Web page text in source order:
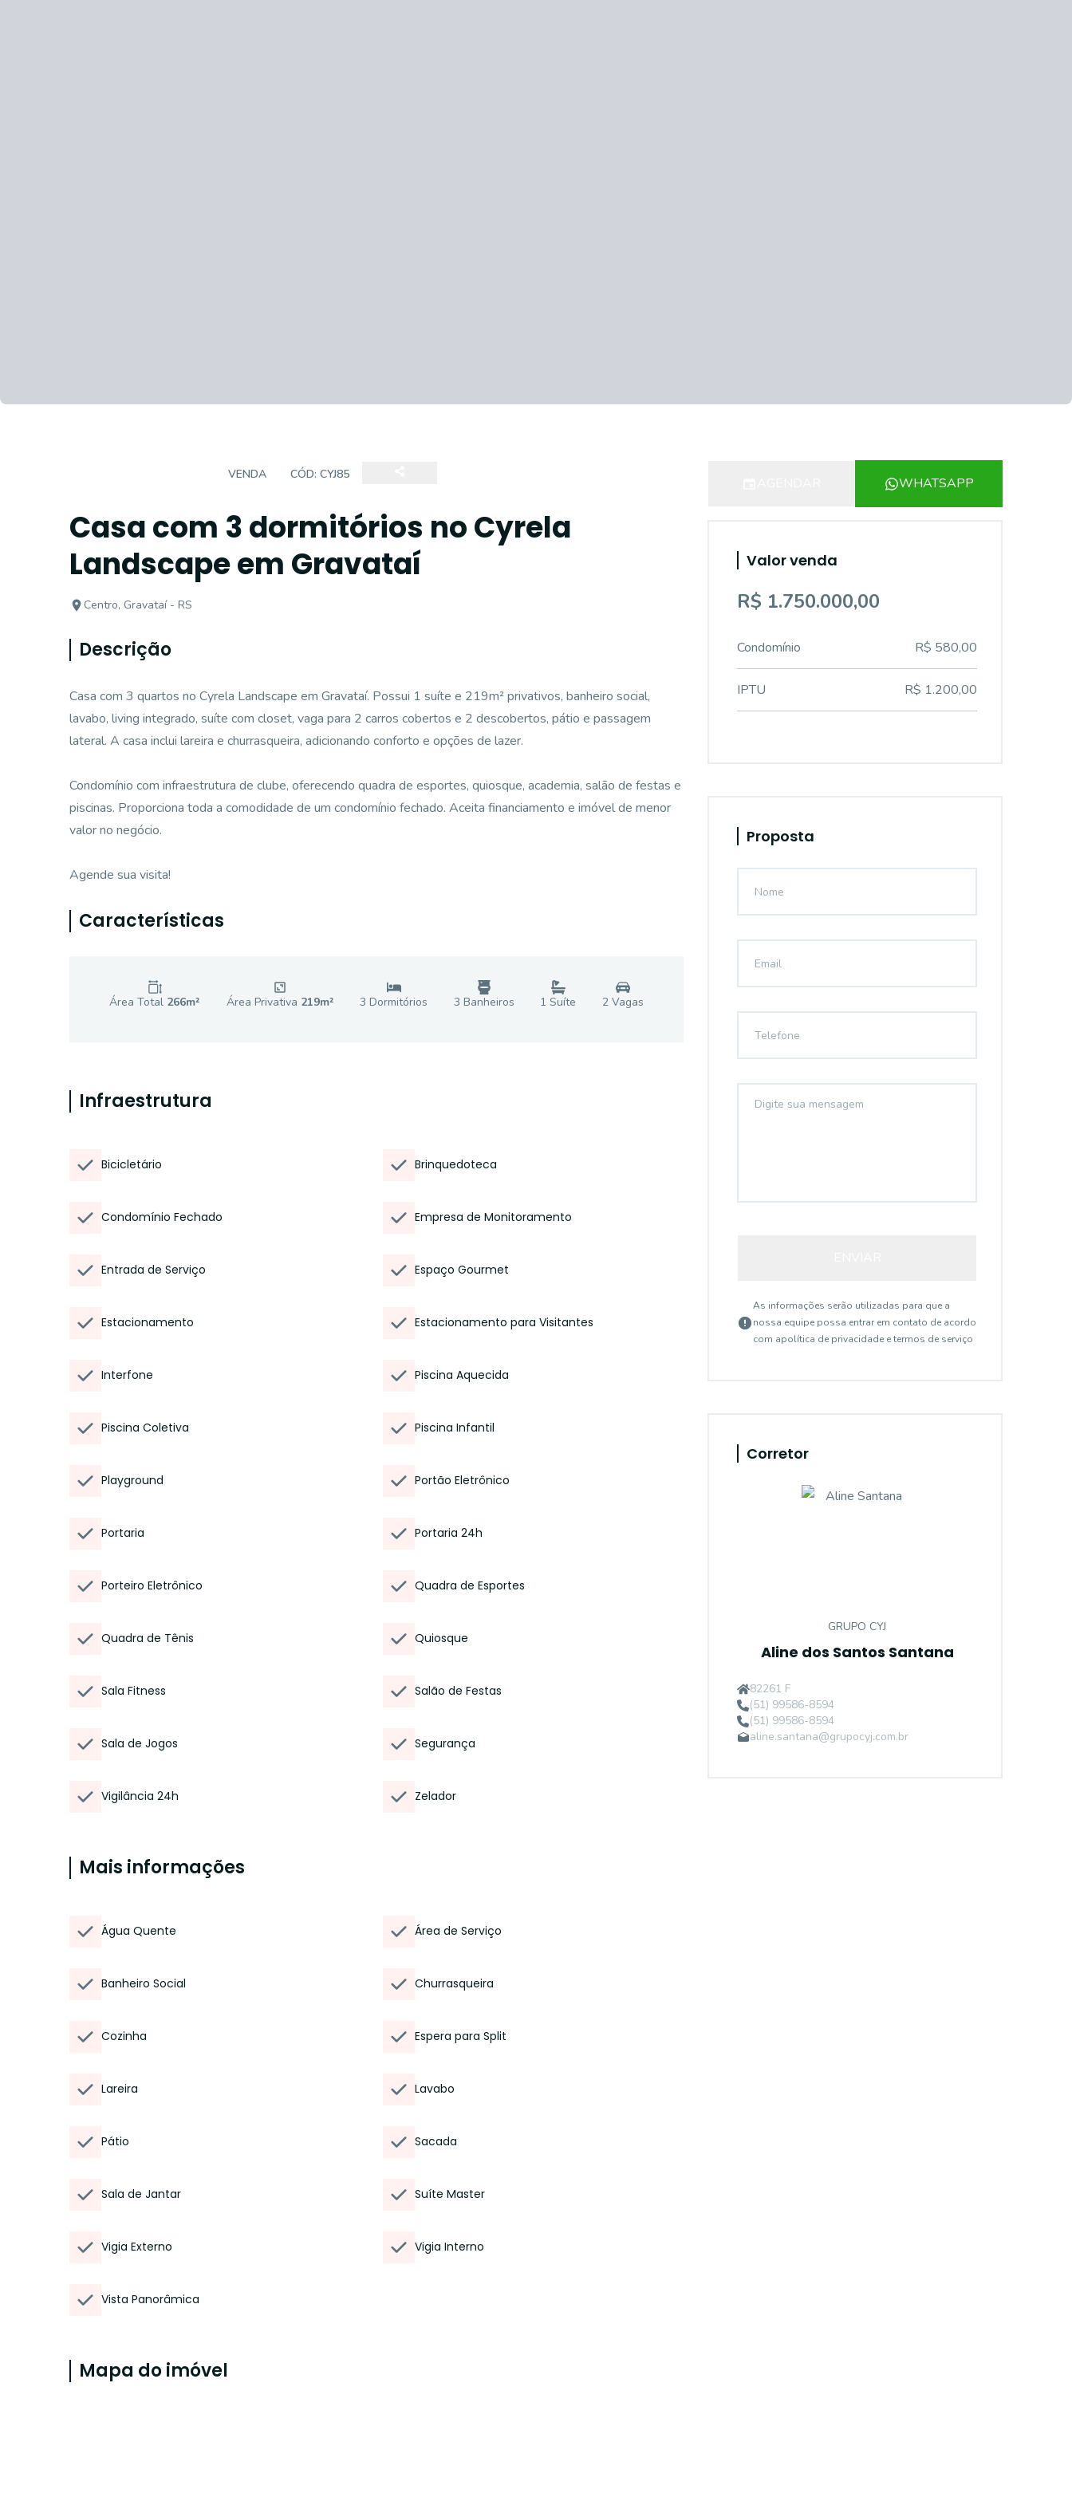
VENDA CÓD: CYJ85
Casa com 3 dormitórios no Cyrela
Landscape em Gravataí
Centro, Gravataí - RS
Descrição
Casa com 3 quartos no Cyrela Landscape em Gravataí. Possui 1 suíte e 219m² privativos, banheiro social,
lavabo, living integrado, suíte com closet, vaga para 2 carros cobertos e 2 descobertos, pátio e passagem
lateral. A casa inclui lareira e churrasqueira, adicionando conforto e opções de lazer.
Condomínio com infraestrutura de clube, oferecendo quadra de esportes, quiosque, academia, salão de festas e
piscinas. Proporciona toda a comodidade de um condomínio fechado. Aceita financiamento e imóvel de menor
valor no negócio.
Agende sua visita!
Características
Área Total 266m² Área Privativa 219m² 3 Dormitórios 3 Banheiros 1 Suíte 2Vagas
Infraestrutura
Bicicletário Brinquedoteca
Condomínio Fechado Empresa de Monitoramento
Entrada de Serviço Espaço Gourmet
Estacionamento Estacionamento para Visitantes
Interfone Piscina Aquecida
Piscina Coletiva Piscina Infantil
Playground Portão Eletrônico
Portaria Portaria 24h
Porteiro Eletrônico Quadra de Esportes
Quadra de Tênis Quiosque
Sala Fitness Salão de Festas
Sala de Jogos Segurança
Vigilância 24h Zelador
Mais informações
Água Quente Área de Serviço
Banheiro Social Churrasqueira
Cozinha Espera para Split
Lareira Lavabo
Pátio Sacada
Sala de Jantar Suíte Master
Vigia Externo Vigia Interno
Vista Panorâmica
Mapa do imóvel
WHATSAPP
Valor venda
R$ 1.750.000,00
Condomínio R$ 580,00
IPTU R$ 1.200,00
Proposta
As informações serão utilizadas para que a
nossa equipe possa entrar em contato de acordo
com apolítica de privacidade e termos de serviço
Corretor
GRUPO CYJ
Aline dos Santos Santana
82261 F
(51) 99586-8594
(51) 99586-8594
aline.santana@grupocyj.com.br